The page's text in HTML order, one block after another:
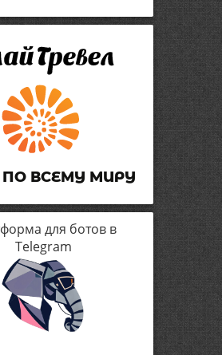
ВСЕМУ МИРУ
для ботов в
Telegram